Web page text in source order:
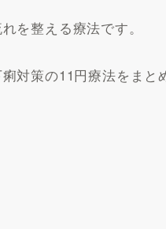
を整える療法です。
対策の11円療法をまと